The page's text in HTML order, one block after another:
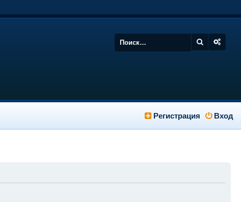
Вход
Регистрация